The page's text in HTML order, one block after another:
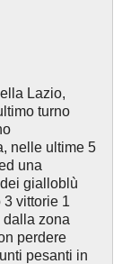
Lazio,
turno
nelle ultime 5
una
gialloblù
vittorie 1
dalla zona
perdere
pesanti in